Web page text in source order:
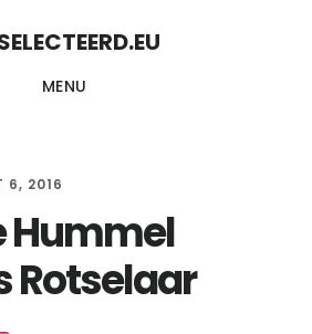
MENU
6, 2016
Hummel
Rotselaar